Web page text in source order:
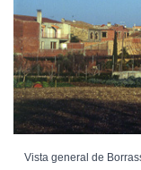
Vista general de